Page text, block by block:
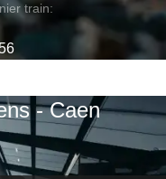
train:
- Caen